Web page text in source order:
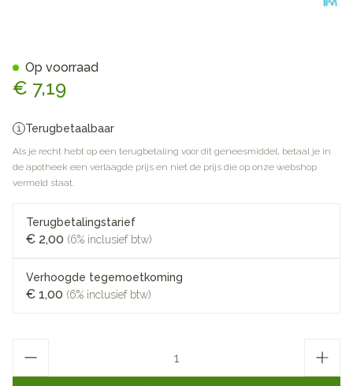
€ 7,19
Terugbetaalbaar
Als je recht hebt op een terugbetaling voor dit geneesmiddel, betaal je in
de apotheek een verlaagde prijs en niet de prijs die op onze webshop
vermeld staat.
Terugbetalingstarief
€ 2,00 (6% inclusief btw)
Verhoogde tegemoetkoming
€ 1,00 (6% inclusief btw)
Op voorraad